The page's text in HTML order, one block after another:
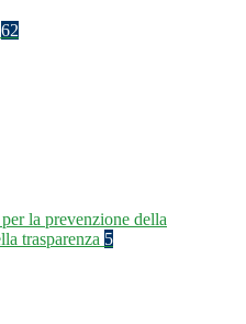
62
la prevenzione della
trasparenza 5